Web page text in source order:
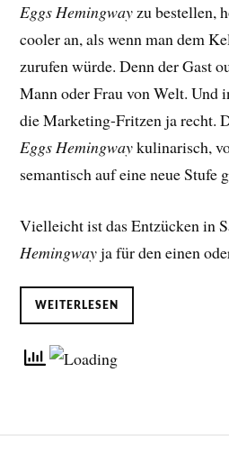
Eggs Hemingwayzu bestellen,
cooler an, als wenn man dem
zurufen würde. Denn der Gast
Mann oder Frau von Welt. Und
die Marketing-Fritzen ja recht.
Eggs Hemingwaykulinarisch,
semantisch auf eine neue Stufe
Vielleicht ist das Entzücken in
Hemingwayja für den einen
WEITERLESEN